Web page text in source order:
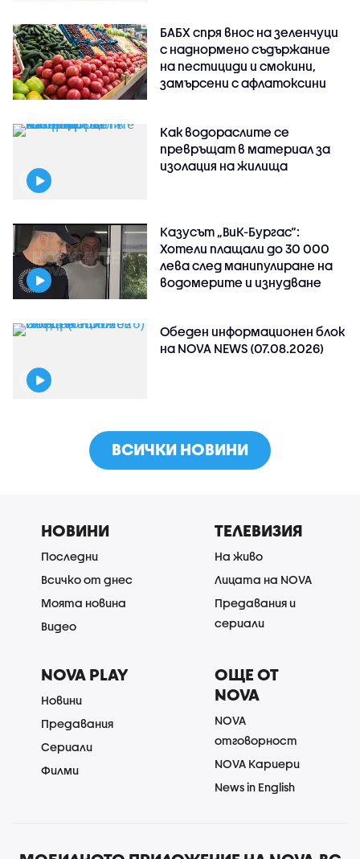
БАБХ спря внос на зеленчуци
с наднормено съдържание
на пестициди и смокини,
замърсени с афлатоксини
Как водораслите се
превръщат в материал за
изолация на жилища
Казусът „ВиК-Бургас“:
Хотели плащали до 30 000
лева след манипулиране на
водомерите и изнудване
Обеден информационен блок
на NOVA NEWS (07.08.2026)
ВСИЧКИ НОВИНИ
НОВИНИ
Последни
Всичко от днес
Моята новина
Видео
ТЕЛЕВИЗИЯ
На живо
Лицата на NOVA
Предавания и
сериали
NOVA PLAY
Новини
Предавания
Сериали
Филми
ОЩЕ ОТ
NOVA
NOVA
отговорност
NOVA Кариери
News in English